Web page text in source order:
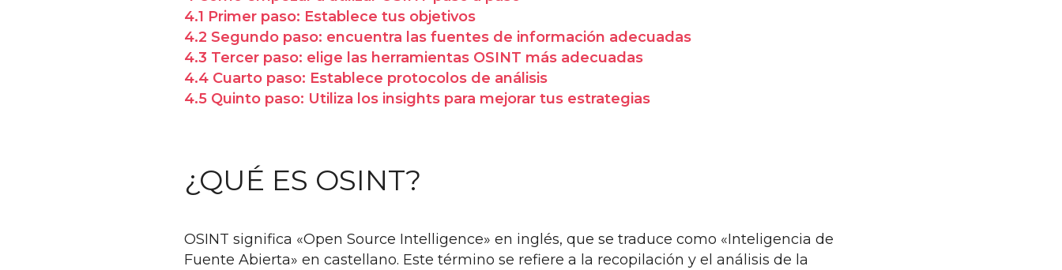
4.1 Primer paso: Establece tus objetivos
4.2 Segundo paso: encuentra las fuentes de información adecuadas
4.3 Tercer paso: elige las herramientas OSINT más adecuadas
4.4 Cuarto paso: Establece protocolos de análisis
4.5 Quinto paso: Utiliza los insights para mejorar tus estrategias
¿QUÉ ES OSINT?
OSINT significa «Open Source Intelligence» en inglés, que se traduce como «Inteligencia de
Fuente Abierta» en castellano. Este término se refiere a la recopilación y el análisis de la